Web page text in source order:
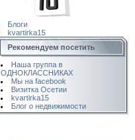
Блоги
kvartirka15
Рекомендуем посетить
Наша группа в
ОДНОКЛАССНИКАХ
Мы на facebook
Визитка Осетии
kvartirka15
Блог о недвижимости